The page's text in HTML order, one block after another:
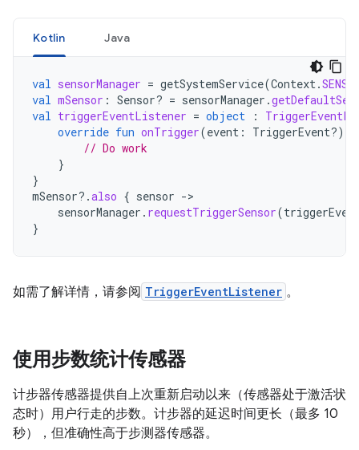
Kotlin Java
val sensorManager = getSystemService(Context .
val mSensor : Sensor? = sensorManager .
val triggerEventListener = object :
override fun onTrigger(event : TriggerEvent?)
// Do work
}
}
mSensor?.also { sensor -
sensorManager . requestTriggerSensor(
}
如需了解详情，请参阅 TriggerEventListener 。
使用步数统计传感器
计步器传感器提供自上次重新启动以来（传感器处于激活状
态时）用户行走的步数。计步器的延迟时间更长（最多 10
秒），但准确性高于步测器传感器。